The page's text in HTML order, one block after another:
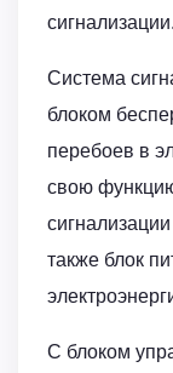
сигнализации.
Система
блоком
перебоев в
свою
также блок
С блоком